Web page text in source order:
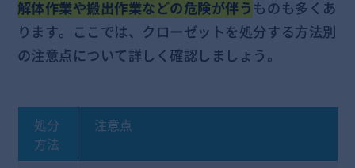
解体作業や搬出作業などの危険が伴うものも多くあ
ります。ここでは、クローゼットを処分する方法別
の注意点について詳しく確認しましょう。
処分
方法
注意点